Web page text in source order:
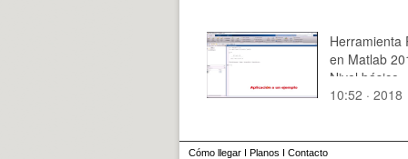
Herramienta
en Matlab
Nivel básico
10:52 · 2018
Cómo llegar I Planos I Contacto